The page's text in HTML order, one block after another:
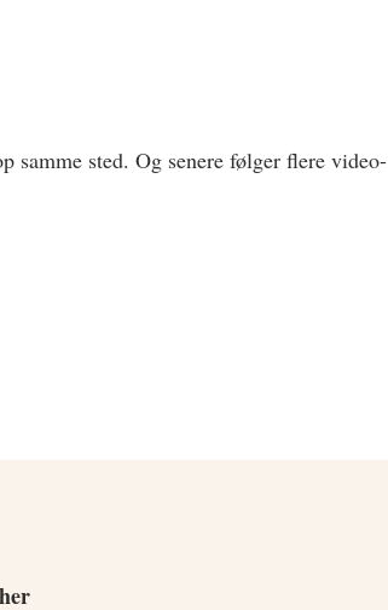
samme sted. Og senere følger flere video-